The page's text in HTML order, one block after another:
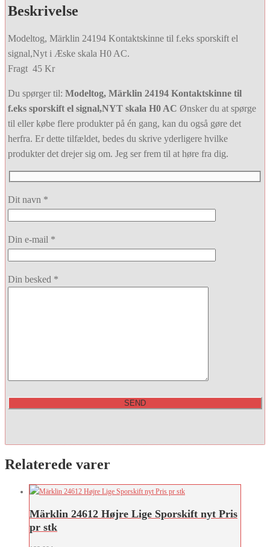
Beskrivelse
Modeltog, Märklin 24194 Kontaktskinne til f.eks sporskift el
signal,Nyt i Æske skala H0 AC.
Fragt 45 Kr
Du spørger til: Modeltog, Märklin 24194 Kontaktskinne til
f.eks sporskift el signal,NYT skala H0 AC Ønsker du at spørge
til eller købe flere produkter på én gang, kan du også gøre det
herfra. Er dette tilfældet, bedes du skrive yderligere hvilke
produkter det drejer sig om. Jeg ser frem til at høre fra dig.
Dit navn *
Din e-mail *
Din besked *
Relaterede varer
Märklin 24612 Højre Lige Sporskift nyt Pris
pr stk